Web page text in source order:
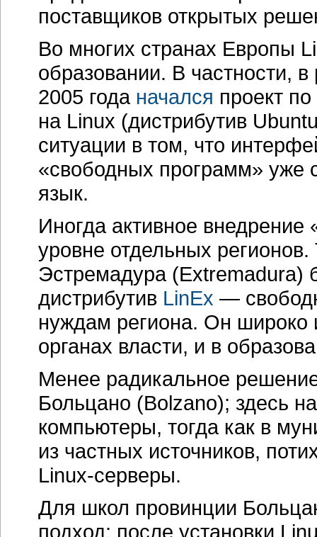
поставщиков открытых
Во многих странах Европы
образовании. В частности,
2005 года начался проект
на Linux (дистрибутив
ситуации в том, что
«свободных программ» уже
язык.
Иногда активное
уровне отдельных
Эстремадура (Extremadura)
дистрибутив LinEx —
нуждам региона. Он широко
органах власти, и в
Менее радикальное
Больцано (Bolzano); здесь
компьютеры, тогда как в
из частных источников,
Linux-серверы.
Для школ провинции
подход: после установки